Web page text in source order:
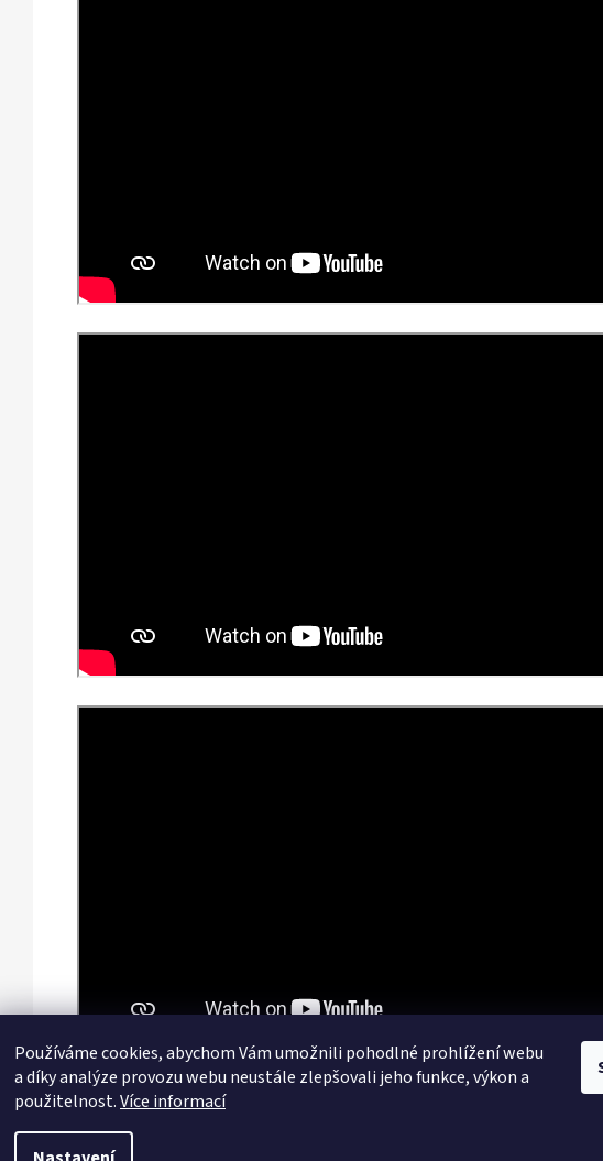
Používáme cookies, abychom Vám umožnili pohodlné prohlížení webu
a díky analýze provozu webu neustále zlepšovali jeho funkce, výkon a
použitelnost.Více informací